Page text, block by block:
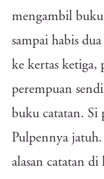
mengambil
sampai habis
ke kertas ketiga,
perempuan
buku catatan. Si
Pulpennya
alasan catatan